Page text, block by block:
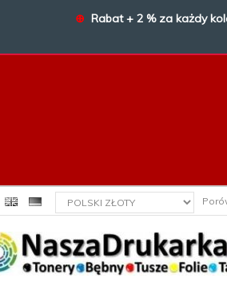
⊕ Rabat + 2 % za każdy
currency_h